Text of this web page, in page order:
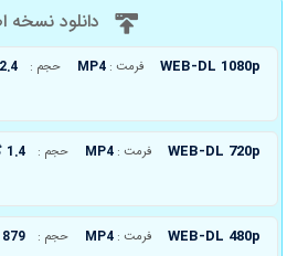
دانلود نسخه
WEB-DL 1080p فرمت : MP4 حجم : 2.4 گیگابایت
WEB-DL 720p فرمت : MP4 حجم : 1.4 گیگابایت
WEB-DL 480p فرمت : MP4 حجم : 879 مگابایت